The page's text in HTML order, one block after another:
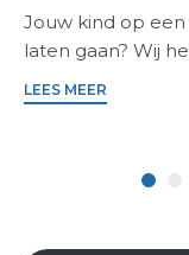
Jouw kind op een
laten gaan? Wij
LEES MEER